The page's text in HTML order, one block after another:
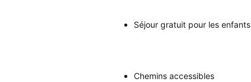
Séjour gratuit pour les enfants
Chemins accessibles